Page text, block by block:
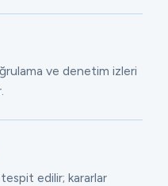
ve denetim izleri
edilir; kararlar